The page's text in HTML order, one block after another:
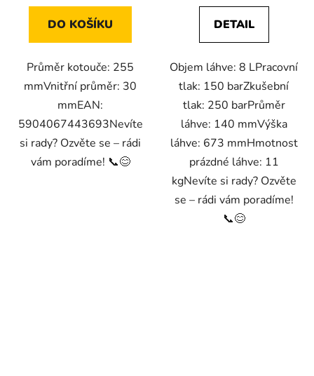
DO KOŠÍKU
Průměr kotouče: 255
mmVnitřní průměr: 30
mmEAN:
5904067443693Nevíte
si rady? Ozvěte se – rádi
vám poradíme! 📞😊
DETAIL
Objem láhve: 8 LPracovní
tlak: 150 barZkušební
tlak: 250 barPrůměr
láhve: 140 mmVýška
láhve: 673 mmHmotnost
prázdné láhve: 11
kgNevíte si rady? Ozvěte
se – rádi vám poradíme!
📞😊